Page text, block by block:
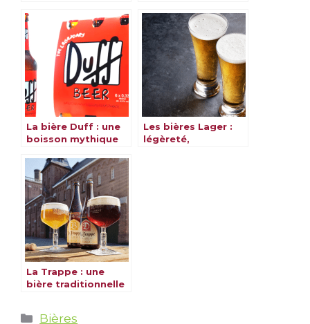
magique
La bière Duff : une
boisson mythique
Les bières Lager :
légèreté,
La Trappe : une
bière traditionnelle
Catégories
Bières